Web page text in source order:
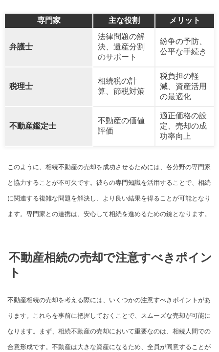
専門家 主な役割 メリット
弁護士
法律問題の解
決、遺産分割
のサポート
紛争の予防、
公平な手続き
税理士
相続税の計
算、節税対策
税負担の軽
減、資産活用
の最適化
不動産鑑定士
不動産の価値
評価
適正価格の設
定、売却の成
功率向上
このように、相続不動産の売却を成功させるためには、各分野の専門家
と協力することが不可欠です。彼らの専門知識を活用することで、相続
に関連する複雑な問題を解決し、より良い結果を得ることが可能となり
ます。専門家との連携は、安心して相続を進めるための鍵となります。
不動産相続の売却で注意すべきポイン
ト
不動産相続の売却を考える際には、いくつかの注意すべきポイントがあ
ります。これらを事前に把握しておくことで、スムーズな売却が可能に
なります。まず、相続不動産の売却において重要なのは、相続人間での
合意形成です。不動産は大きな資産になるため、全員が同意することが